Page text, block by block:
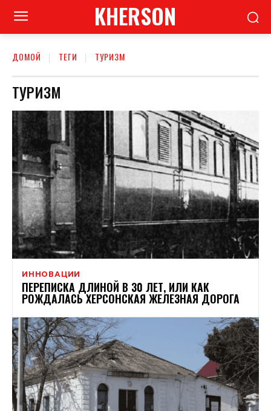
KHERSON
ДОМОЙ ТЕГИ ТУРИЗМ
ТУРИЗМ
ИННОВАЦИИ
ПЕРЕПИСКА ДЛИНОЙ В 30 ЛЕТ, ИЛИ КАК
РОЖДАЛАСЬ ХЕРСОНСКАЯ ЖЕЛЕЗНАЯ ДОРОГА